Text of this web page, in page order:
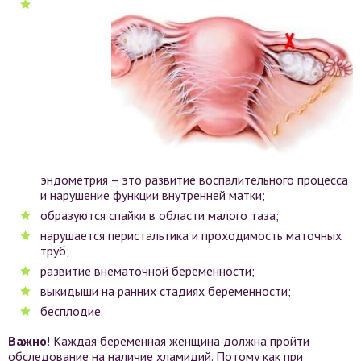
эндометрия – это развитие воспалительного процесса
и нарушение функции внутренней матки;
образуются спайки в области малого таза;
нарушается перистальтика и проходимость маточных
труб;
развитие внематочной беременности;
выкидыши на ранних стадиях беременности;
бесплодие.
Важно! Каждая беременная женщина должна пройти
обследование на наличие хламидий. Потому как при